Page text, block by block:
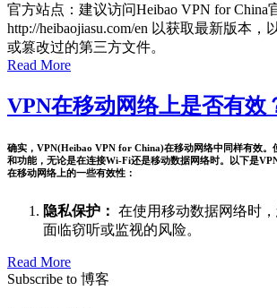
官方站点：建议访问Heibao VPN for China
http://heibaojiasu.com/en 以获取最新版本，
或篡改过的第三方文件。
Read More
VPN在移动网络上是否有效
确实，VPN(Heibao VPN for China)在移动网络中同样有效。
和功能，无论是在连接Wi-Fi还是移动数据网络时。以下是
在移动网络上的一些有效性：
隐私保护： 在使用移动数据网络时
面临窃听或监视的风险。
Read More
Subscribe to 博客